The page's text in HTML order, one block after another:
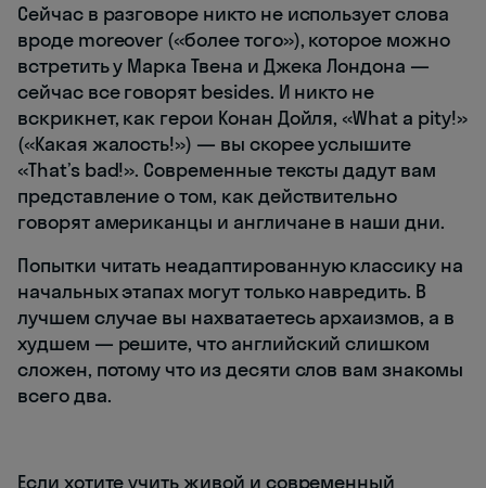
Сейчас в разговоре никто не использует слова
вроде moreover («более того»), которое можно
встретить у Марка Твена и Джека Лондона —
сейчас все говорят besides. И никто не
вскрикнет, как герои Конан Дойля, «What a pity!»
(«Какая жалость!») — вы скорее услышите
«That’s bad!». Современные тексты дадут вам
представление о том, как действительно
говорят американцы и англичане в наши дни.
Попытки читать неадаптированную классику на
начальных этапах могут только навредить. В
лучшем случае вы нахватаетесь архаизмов, а в
худшем — решите, что английский слишком
сложен, потому что из десяти слов вам знакомы
всего два.
Если хотите учить живой и современный